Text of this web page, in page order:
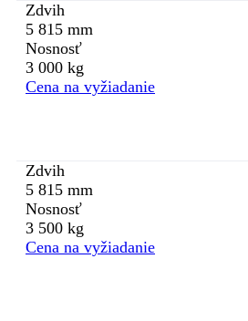
Zdvih
5 815 mm
Nosnosť
3 000 kg
Cena na vyžiadanie
Zdvih
5 815 mm
Nosnosť
3 500 kg
Cena na vyžiadanie